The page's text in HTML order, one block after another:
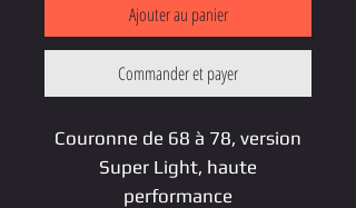
Ajouter au panier
Commander et payer
Couronne de 68 à 78, version
Super Light, haute
performance